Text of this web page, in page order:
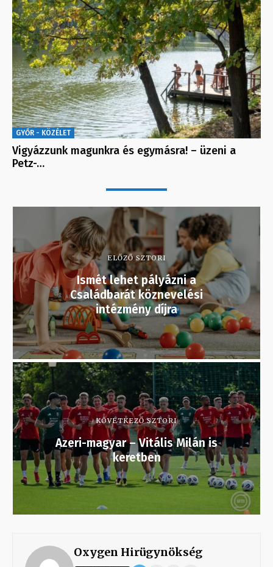
GYŐR - KÖZÉLET
Vigyázzunk magunkra és egymásra! – üzeni a
Petz-…
ELŐZŐ SZTORI
Ismét lehet pályázni a
Családbarát köznevelési
intézmény díjra
KÖVETKEZŐ SZTORI
Azeri-magyar – Vitális Milán is
keretben
Oxygen Hirügynökség